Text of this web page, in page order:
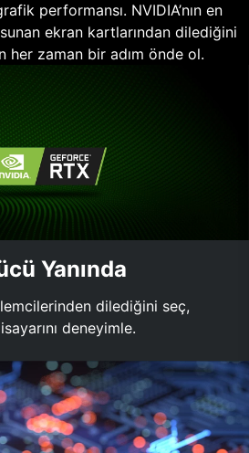
performansı. NVIDIA’nın en
ekran kartlarından dilediğini
her zaman bir adım önde ol.
Yanında
dilediğini seç,
deneyimle.